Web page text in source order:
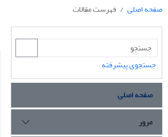
صفحه اصلی
فهرست مقالات
جستجوی پیشرفته
صفحه اصلی
مرور